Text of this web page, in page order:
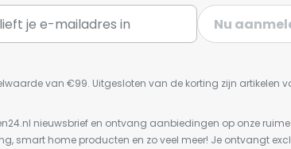
Nu
van €99. Uitgesloten van de korting zijn artikelen
nieuwsbrief en ontvang aanbiedingen op onze
smart home producten en zo veel meer! Je ontvangt